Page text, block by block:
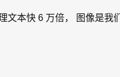
本快 6 万倍， 图像是我